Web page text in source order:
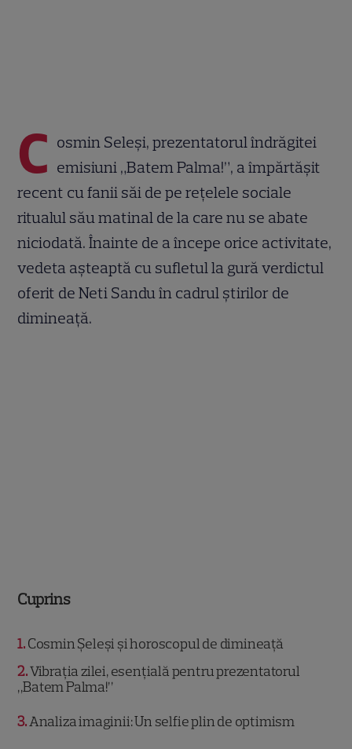
C osmin Seleși, prezentatorul îndrăgitei
emisiuni „Batem Palma!”, a împărtășit
recent cu fanii săi de pe rețelele sociale
ritualul său matinal de la care nu se abate
niciodată. Înainte de a începe orice activitate,
vedeta așteaptă cu sufletul la gură verdictul
oferit de Neti Sandu în cadrul știrilor de
dimineață.
Cuprins
1 Cosmin Șeleși și horoscopul de dimineață
2 Vibrația zilei, esențială pentru prezentatorul
„Batem Palma!”
3 Analiza imaginii: Un selfie plin de optimism